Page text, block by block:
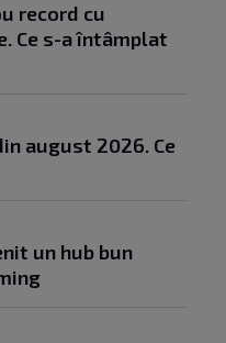
record cu
Ce s-a întâmplat
august 2026. Ce
un hub bun